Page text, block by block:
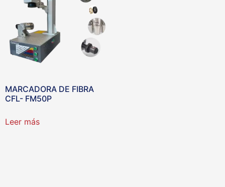
MARCADORA DE FIBRA
CFL- FM50P
Leer más